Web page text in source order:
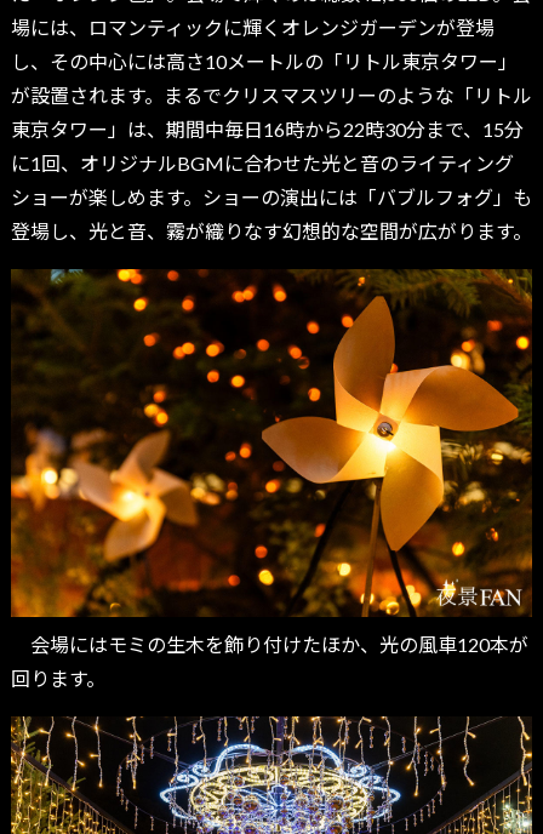
場には、ロマンティックに輝くオレンジガーデンが登場
し、その中心には高さ10メートルの「リトル東京タワー」
が設置されます。まるでクリスマスツリーのような「リトル
東京タワー」は、期間中毎日16時から22時30分まで、15分
に1回、オリジナルBGMに合わせた光と音のライティング
ショーが楽しめます。ショーの演出には「バブルフォグ」も
登場し、光と音、霧が織りなす幻想的な空間が広がります。
会場にはモミの生木を飾り付けたほか、光の風車120本が
回ります。